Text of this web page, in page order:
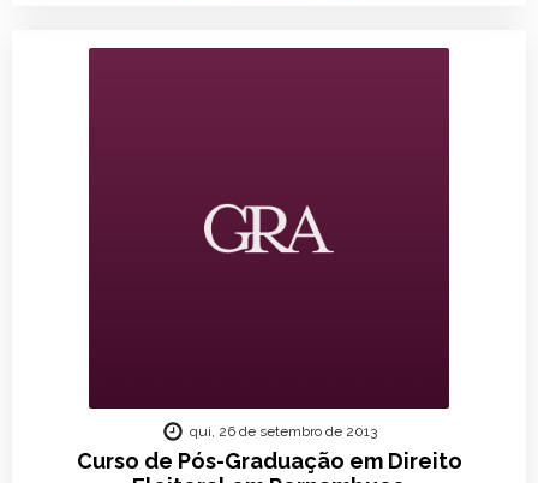
Curso de Pós-Graduação em Direito
qui, 26 de setembro de 2013